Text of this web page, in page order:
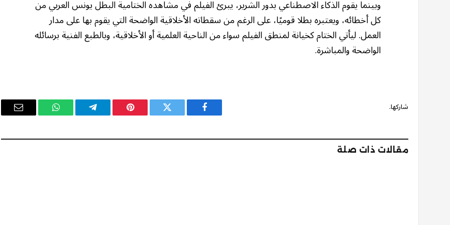
وبينما يقوم الذكاء الاصطناعي بدور الشرير، يبرئ الفيلم في مشاهده الختامية البطل يونس العربي من
كل أخطائه، ويعتبره بطلا قوميًا، على الرغم من سقطاته الأخلاقية الواضحة التي يقوم بها على مدار
العمل. ليأتي الختام كخيانة لمنطق الفيلم سواء من الناحية العلمية أو الأخلاقية، وبالطبع الفنية برسائله
الواضحة والمباشرة.
شاركها.
فيسبوك تويتر بينتيريستتيلقرام واتساب
البريد
مقالات ذات صلة